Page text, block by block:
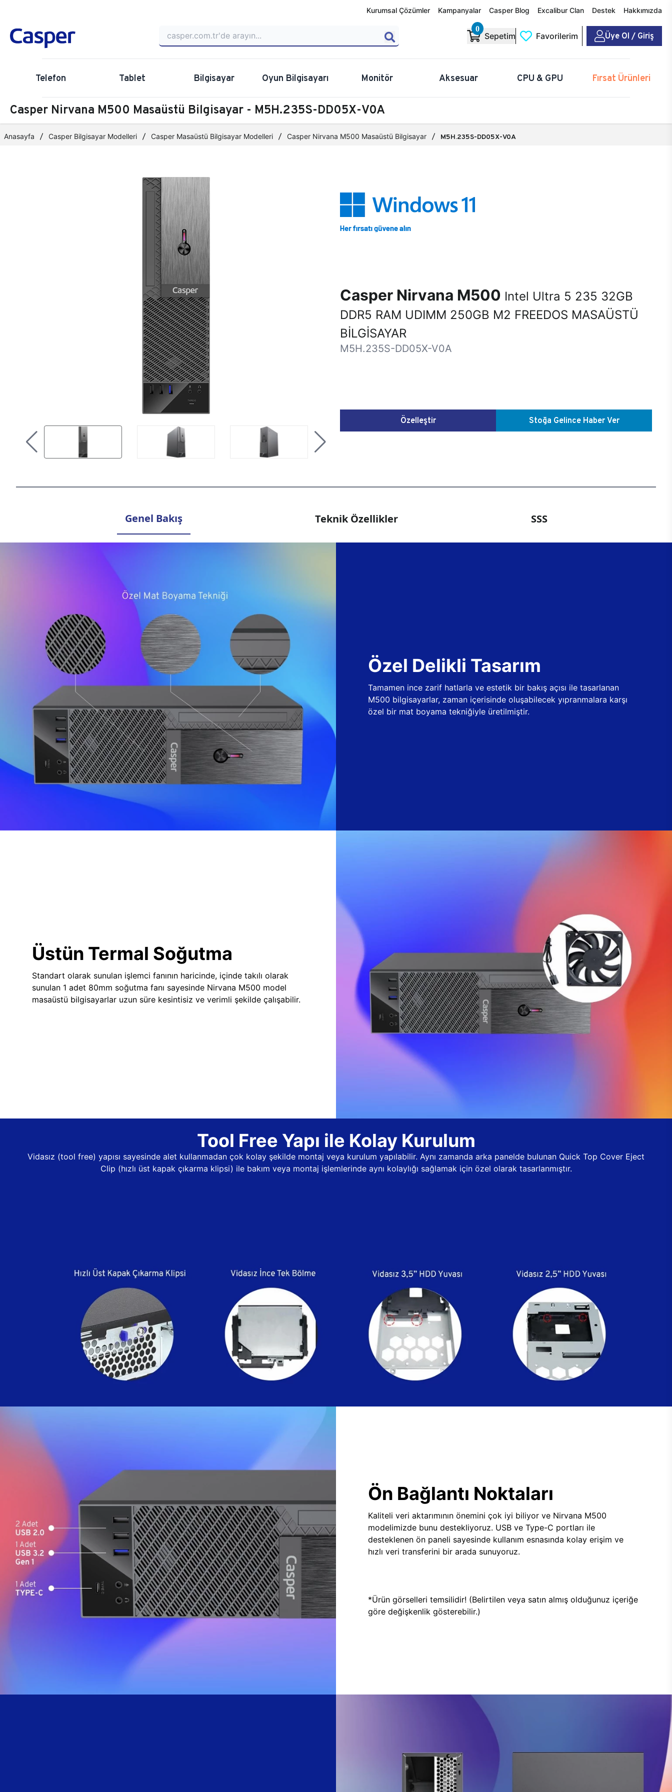
Kurumsal Çözümler Kampanyalar Casper Blog Excalibur Clan Destek Hakkımızda
0
Sepetim Favorilerim Üye Ol / Giriş
Telefon Tablet Bilgisayar Oyun Bilgisayarı Monitör Aksesuar CPU & GPU Fırsat Ürünleri
Casper Nirvana M500 Masaüstü Bilgisayar - M5H.235S-DD05X-V0A
Anasayfa Casper Bilgisayar Modelleri Casper Masaüstü Bilgisayar Modelleri Casper Nirvana M500 Masaüstü Bilgisayar M5H.235S-DD05X-V0A
Casper Nirvana M500 Intel Ultra 5 235 32GB
DDR5 RAM UDIMM 250GB M2 FREEDOS MASAÜSTÜ
BİLGİSAYAR
M5H.235S-DD05X-V0A
Özelleştir Stoğa Gelince Haber Ver
Genel Bakış Teknik Özellikler SSS
Özel Delikli Tasarım
Tamamen ince zarif hatlarla ve estetik bir bakış açısı ile tasarlanan
M500 bilgisayarlar, zaman içerisinde oluşabilecek yıpranmalara karşı
özel bir mat boyama tekniğiyle üretilmiştir.
Üstün Termal Soğutma
Standart olarak sunulan işlemci fanının haricinde, içinde takılı olarak
sunulan 1 adet 80mm soğutma fanı sayesinde Nirvana M500 model
masaüstü bilgisayarlar uzun süre kesintisiz ve verimli şekilde çalışabilir.
Tool Free Yapı ile Kolay Kurulum
Vidasız (tool free) yapısı sayesinde alet kullanmadan çok kolay şekilde montaj veya kurulum yapılabilir. Aynı zamanda arka panelde bulunan Quick Top Cover Eject
Clip (hızlı üst kapak çıkarma klipsi) ile bakım veya montaj işlemlerinde aynı kolaylığı sağlamak için özel olarak tasarlanmıştır.
Ön Bağlantı Noktaları
Kaliteli veri aktarımının önemini çok iyi biliyor ve Nirvana M500
modelimizde bunu destekliyoruz. USB ve Type-C portları ile
desteklenen ön paneli sayesinde kullanım esnasında kolay erişim ve
hızlı veri transferini bir arada sunuyoruz.
*Ürün görselleri temsilidir! (Belirtilen veya satın almış olduğunuz içeriğe
göre değişkenlik gösterebilir.)